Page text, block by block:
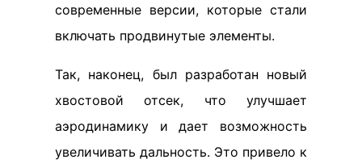
современные версии, которые стали
включать продвинутые элементы.
Так, наконец, был разработан новый
хвостовой отсек, что улучшает
аэродинамику и дает возможность
увеличивать дальность. Это привело к